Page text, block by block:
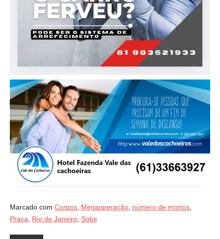
Marcado com Corpos Megaoperação número de mortos
Praça
Rio de Janeiro Sobe